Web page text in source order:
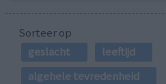
Sorteer op
geslacht
leeftijd
algehele tevredenheid